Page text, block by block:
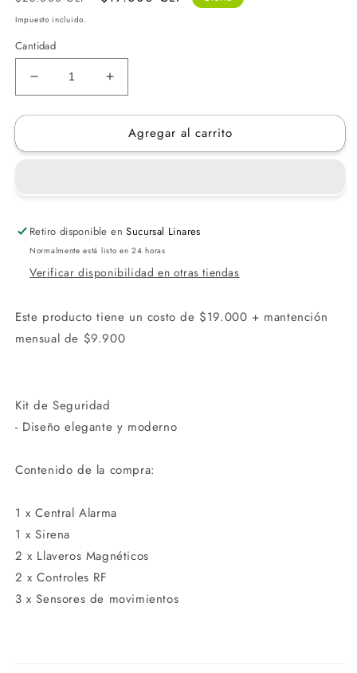
habitual
Impuesto incluido.
Cantidad
Reducir
cantidad
para
de
Aumentar
cantidad
para
KIT
de
Agregar al carrito
Retiro disponible enSucursal Linares
Normalmente está listo en 24 horas
Verificar disponibilidad en otras tiendas
Este producto tiene un costo de $19.000 + mantención
mensual de $9.900
Kit de Seguridad
- Diseño elegante y moderno
Contenido de la compra:
1 x Central Alarma
1 x Sirena
2 x Llaveros Magnéticos
2 x Controles RF
3 x Sensores de movimientos